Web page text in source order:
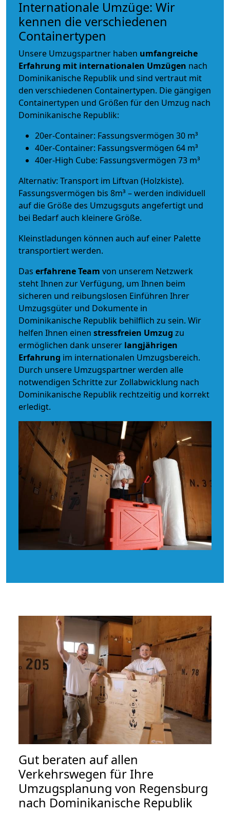
Internationale Umzüge: Wir
kennen die verschiedenen
Containertypen
Unsere Umzugspartner haben umfangreiche
Erfahrung mit internationalen Umzügen nach
Dominikanische Republik und sind vertraut mit
den verschiedenen Containertypen. Die gängigen
Containertypen und Größen für den Umzug nach
Dominikanische Republik:
20er-Container: Fassungsvermögen 30 m³
40er-Container: Fassungsvermögen 64 m³
40er-High Cube: Fassungsvermögen 73 m³
Alternativ: Transport im Liftvan (Holzkiste).
Fassungsvermögen bis 8m³ – werden individuell
auf die Größe des Umzugsguts angefertigt und
bei Bedarf auch kleinere Größe.
Kleinstladungen können auch auf einer Palette
transportiert werden.
Das erfahrene Team von unserem Netzwerk
steht Ihnen zur Verfügung, um Ihnen beim
sicheren und reibungslosen Einführen Ihrer
Umzugsgüter und Dokumente in
Dominikanische Republik behilflich zu sein. Wir
helfen Ihnen einen stressfreien Umzug zu
ermöglichen dank unserer langjährigen
Erfahrung im internationalen Umzugsbereich.
Durch unsere Umzugspartner werden alle
notwendigen Schritte zur Zollabwicklung nach
Dominikanische Republik rechtzeitig und korrekt
erledigt.
Gut beraten auf allen
Verkehrswegen für Ihre
Umzugsplanung von Regensburg
nach Dominikanische Republik